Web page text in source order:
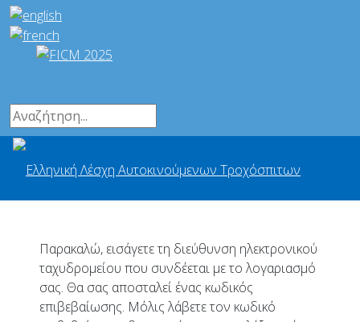
Παρακαλώ, εισάγετε τη διεύθυνση ηλεκτρονικού
ταχυδρομείου που συνδέεται με το λογαριασμό
σας. Θα σας αποσταλεί ένας κωδικός
επιβεβαίωσης. Μόλις λάβετε τον κωδικό